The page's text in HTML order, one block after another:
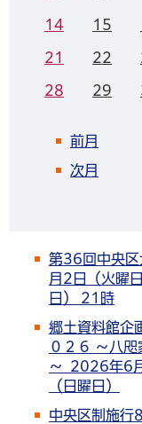
14 15
21 22
28 29
前月
次月
第36回中央
月2日（火曜
日） 21時
郷土資料館企
０２６ ～八
～ 2026年6
（日曜日）
中央区制施行